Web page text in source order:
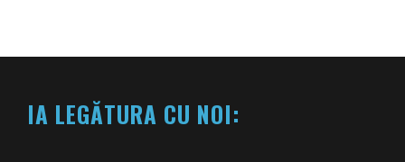
IA LEGĂTURA CU NOI: